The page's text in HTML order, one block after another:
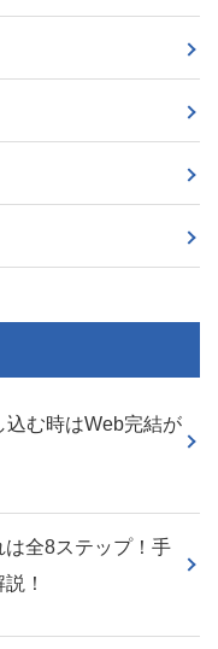
込む時はWeb完結が
全8ステップ！手
！